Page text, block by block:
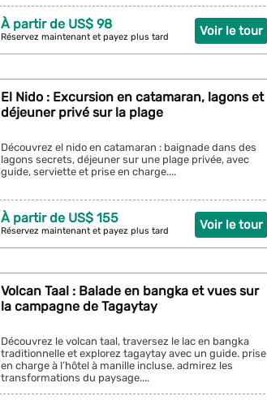
Voir le tour
À partir de US$ 98
Réservez maintenant et payez plus tard
El Nido : Excursion en catamaran, lagons et
déjeuner privé sur la plage
Découvrez el nido en catamaran : baignade dans des
lagons secrets, déjeuner sur une plage privée, avec
guide, serviette et prise en charge....
Voir le tour
À partir de US$ 155
Réservez maintenant et payez plus tard
Volcan Taal : Balade en bangka et vues sur
la campagne de Tagaytay
Découvrez le volcan taal, traversez le lac en bangka
traditionnelle et explorez tagaytay avec un guide. prise
en charge à l’hôtel à manille incluse. admirez les
transformations du paysage....